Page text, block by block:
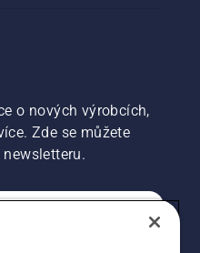
o nových výrobcích,
Zde se můžete